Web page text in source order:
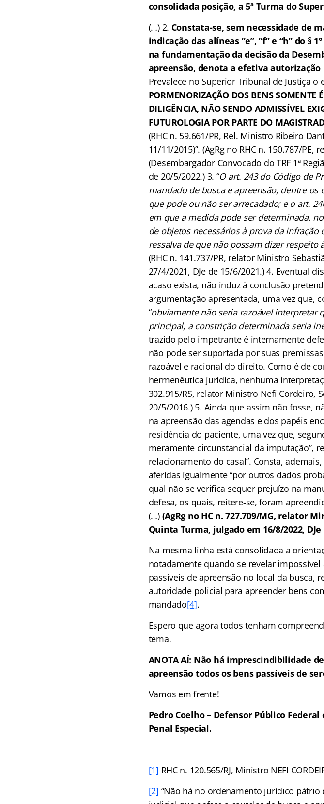
consolidada posição, a 5ª Turma do
(…) 2. Constata-se, sem necessidade de
indicação das alíneas “e”, “f” e “h” do §
na fundamentação da decisão da
apreensão, denota a efetiva
Prevalece no Superior Tribunal de Justiça
PORMENORIZAÇÃO DOS BENS SOMENTE
DILIGÊNCIA, NÃO SENDO ADMISSÍVEL
FUTUROLOGIA POR PARTE DO
(RHC n. 59.661/PR, Rel. Ministro Ribeiro
11/11/2015)”. (AgRg no RHC n. 150.787/
(Desembargador Convocado do TRF 1ª
de 20/5/2022.) 3. “O art. 243 do Código de
mandado de busca e apreensão, dentre
que pode ou não ser arrecadado; e o art.
em que a medida pode ser determinada,
de objetos necessários à prova da
ressalva de que não possam dizer
(RHC n. 141.737/PR, relator Ministro
27/4/2021, DJe de 15/6/2021.) 4. Eventual
acaso exista, não induz à conclusão
argumentação apresentada, uma vez que,
“obviamente não seria razoável interpretar
principal, a constrição determinada seria
trazido pelo impetrante é internamente
não pode ser suportada por suas
razoável e racional do direito. Como é de
hermenêutica jurídica, nenhuma
302.915/RS, relator Ministro Nefi Cordeiro,
20/5/2016.) 5. Ainda que assim não fosse,
na apreensão das agendas e dos papéis
residência do paciente, uma vez que,
meramente circunstancial da imputação”,
relacionamento do casal”. Consta,
aferidas igualmente “por outros dados
qual não se verifica sequer prejuízo na
defesa, os quais, reitere-se, foram
(…) (AgRg no HC n. 727.709/MG, relator
Quinta Turma, julgado em 16/8/2022, DJe
Na mesma linha está consolidada a
notadamente quando se revelar impossível
passíveis de apreensão no local da busca,
autoridade policial para apreender bens
mandado[4].
Espero que agora todos tenham
tema.
ANOTA AÍ: Não há imprescindibilidade
apreensão todos os bens passíveis de
Vamos em frente!
Pedro Coelho – Defensor Público
Penal Especial.
[1] RHC n. 120.565/RJ, Ministro NEFI
[2] “Não há no ordenamento jurídico